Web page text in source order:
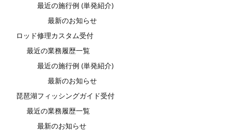
最近の施行例 (単発紹介)
最新のお知らせ
ロッド修理カスタム受付
最近の業務履歴一覧
最近の施行例 (単発紹介)
最新のお知らせ
琵琶湖フィッシングガイド受付
最近の業務履歴一覧
最新のお知らせ